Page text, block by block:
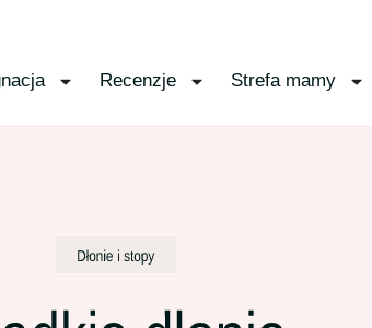
Recenzje Strefa mamy